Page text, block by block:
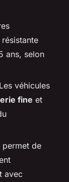
ans, selon
véhicules
fine et
permet de
avec